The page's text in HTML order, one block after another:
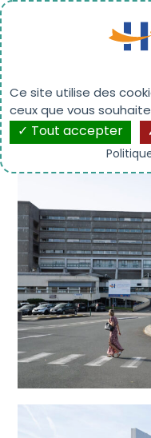
Plans
Panneau de gestion des
Ce site utilise des
ceux que vous
Tout accepter